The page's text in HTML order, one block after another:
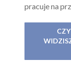
pracuje na